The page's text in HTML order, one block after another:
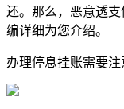
还。那么，恶意透
编详细为您介绍。
办理停息挂账需要注